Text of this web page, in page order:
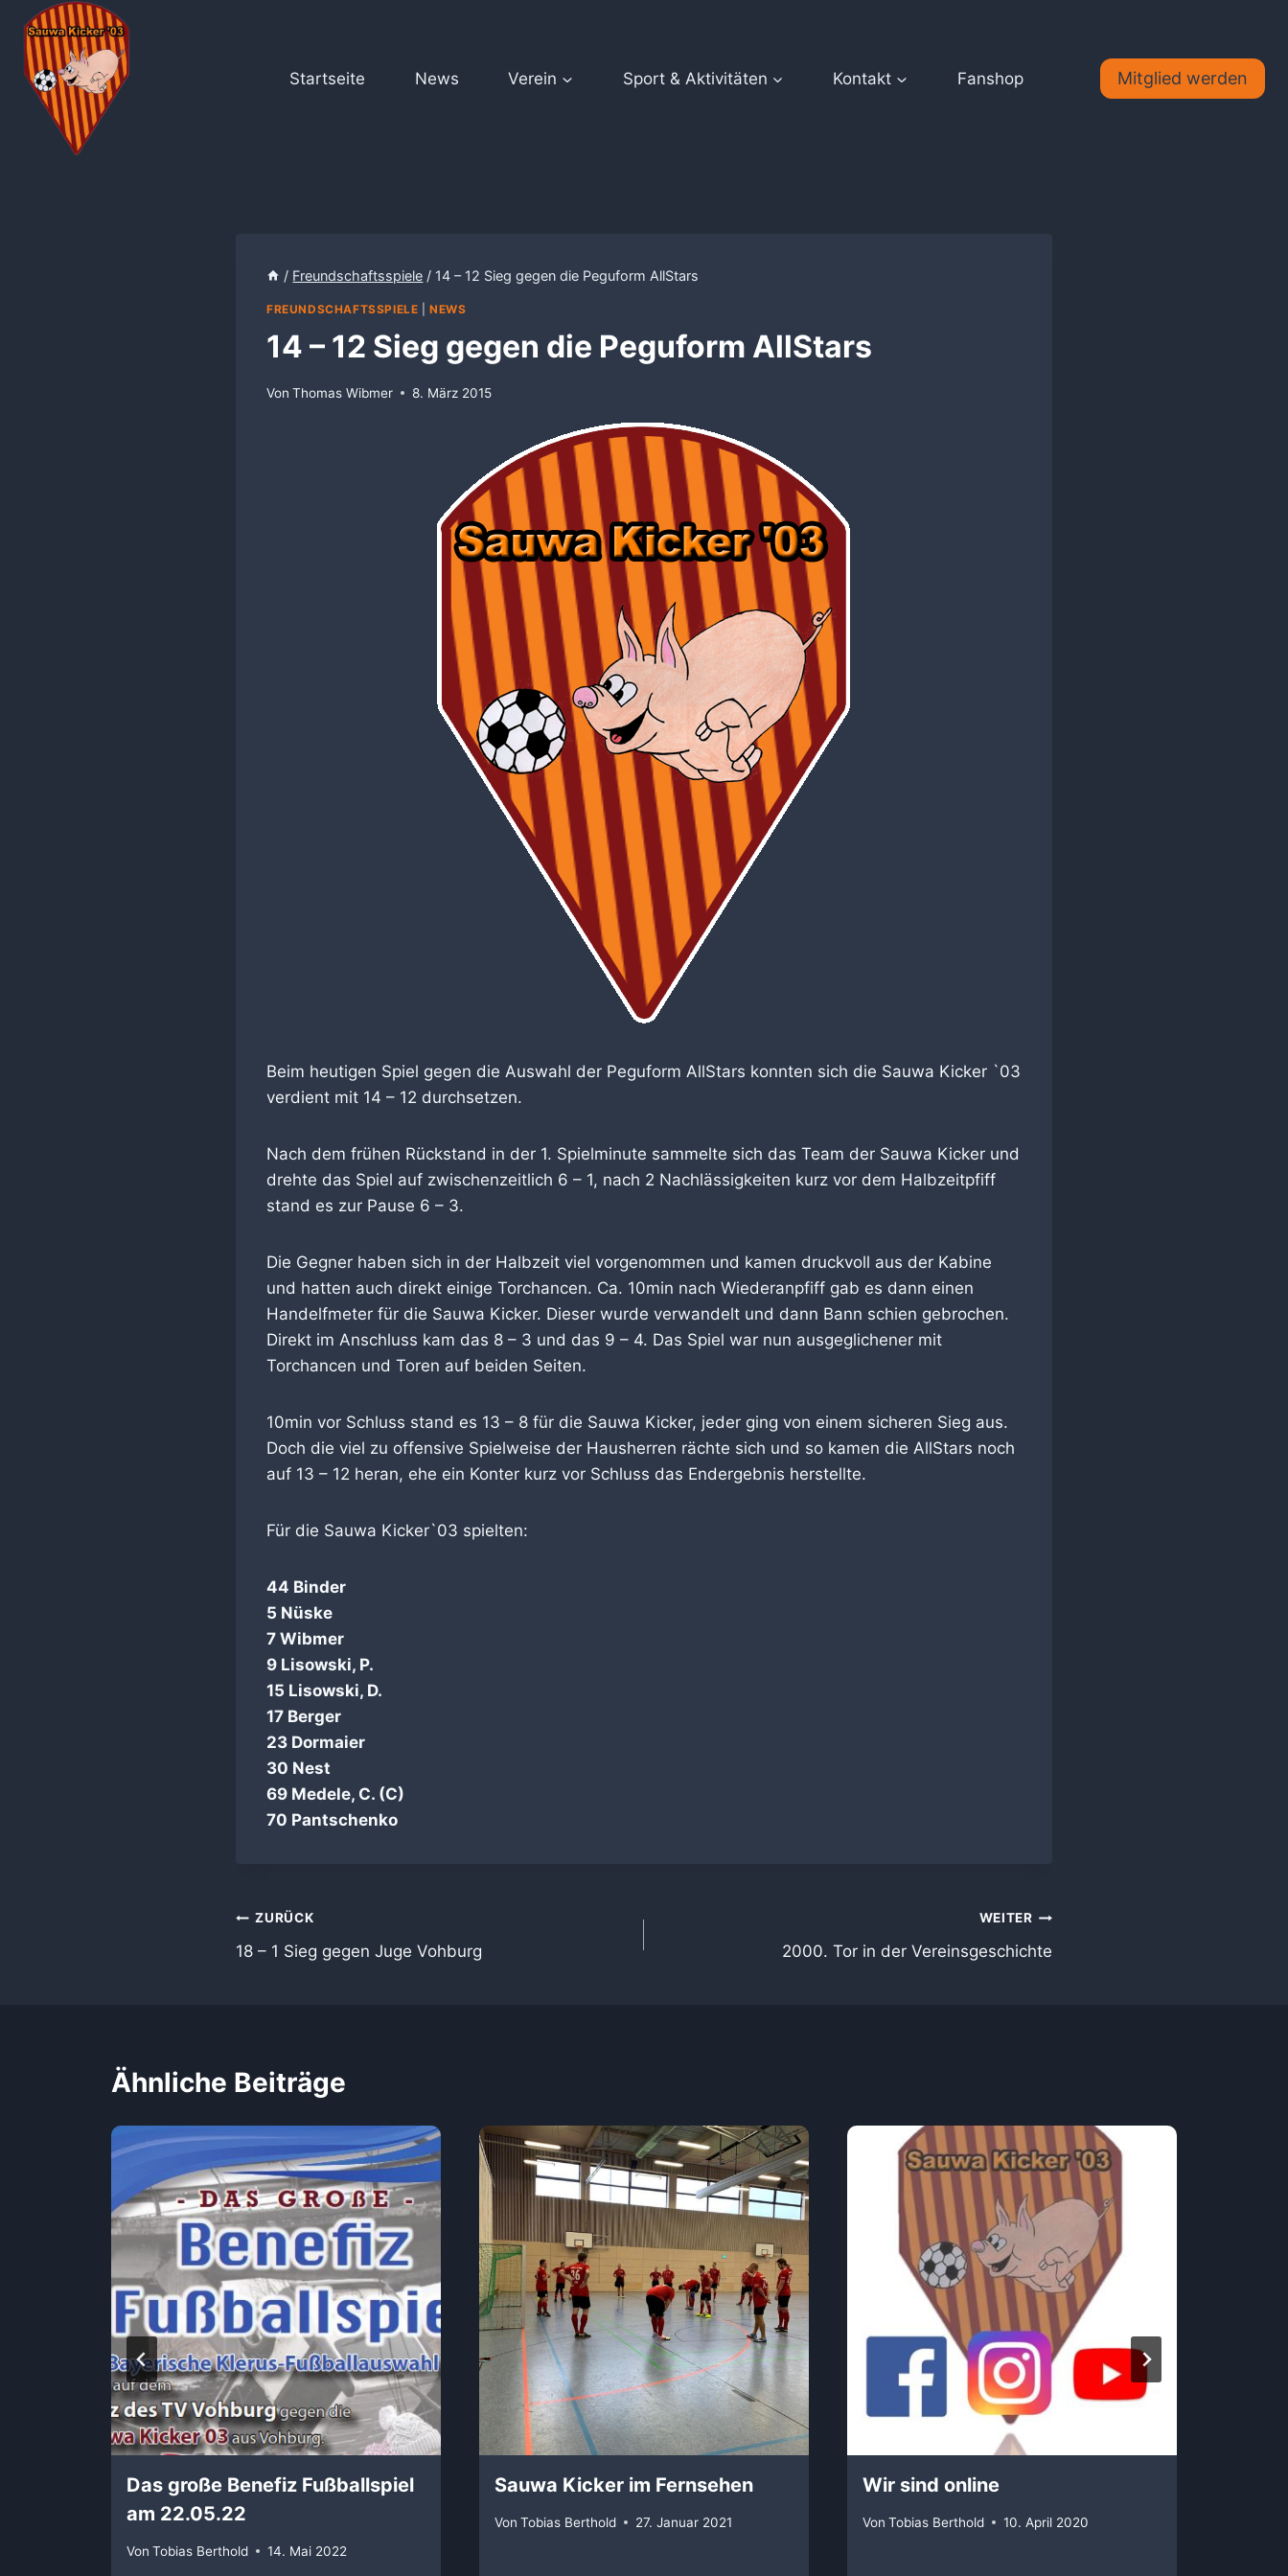
Inhalt
springen
Startseite News Verein Sport & Aktivitäten Kontakt Fanshop Mitglied werden
/ Freundschaftsspiele / 14 – 12 Sieg gegen die Peguform AllStars
FREUNDSCHAFTSSPIELE |NEWS
14 – 12 Sieg gegen die Peguform AllStars
Von Thomas Wibmer 8. März 2015
Beim heutigen Spiel gegen die Auswahl der Peguform AllStars konnten sich die Sauwa Kicker `03
verdient mit 14 – 12 durchsetzen.
Nach dem frühen Rückstand in der 1. Spielminute sammelte sich das Team der Sauwa Kicker und
drehte das Spiel auf zwischenzeitlich 6 – 1, nach 2 Nachlässigkeiten kurz vor dem Halbzeitpfiff
stand es zur Pause 6 – 3.
Die Gegner haben sich in der Halbzeit viel vorgenommen und kamen druckvoll aus der Kabine
und hatten auch direkt einige Torchancen. Ca. 10min nach Wiederanpfiff gab es dann einen
Handelfmeter für die Sauwa Kicker. Dieser wurde verwandelt und dann Bann schien gebrochen.
Direkt im Anschluss kam das 8 – 3 und das 9 – 4. Das Spiel war nun ausgeglichener mit
Torchancen und Toren auf beiden Seiten.
10min vor Schluss stand es 13 – 8 für die Sauwa Kicker, jeder ging von einem sicheren Sieg aus.
Doch die viel zu offensive Spielweise der Hausherren rächte sich und so kamen die AllStars noch
auf 13 – 12 heran, ehe ein Konter kurz vor Schluss das Endergebnis herstellte.
Für die Sauwa Kicker`03 spielten:
44 Binder
5 Nüske
7 Wibmer
9 Lisowski, P.
15 Lisowski, D.
17 Berger
23 Dormaier
30 Nest
69 Medele, C. (C)
70 Pantschenko
Beitragsnavigation
ZURÜCK
18 – 1 Sieg gegen Juge Vohburg
WEITER
2000. Tor in der Vereinsgeschichte
Ähnliche Beiträge
Das große Benefiz Fußballspiel
am 22.05.22
Von Tobias Berthold 14. Mai 2022
Sauwa Kicker im Fernsehen
Von Tobias Berthold 27. Januar 2021
Wir sind online
Von Tobias Berthold 10. April 2020